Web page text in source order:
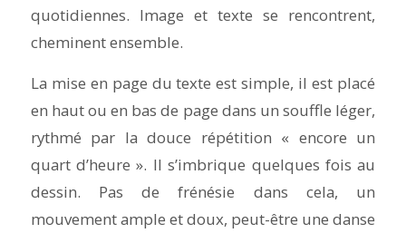
quotidiennes. Image et texte se rencontrent,
cheminent ensemble.
La mise en page du texte est simple, il est placé
en haut ou en bas de page dans un souffle léger,
rythmé par la douce répétition « encore un
quart d’heure ». Il s’imbrique quelques fois au
dessin. Pas de frénésie dans cela, un
mouvement ample et doux, peut-être une danse